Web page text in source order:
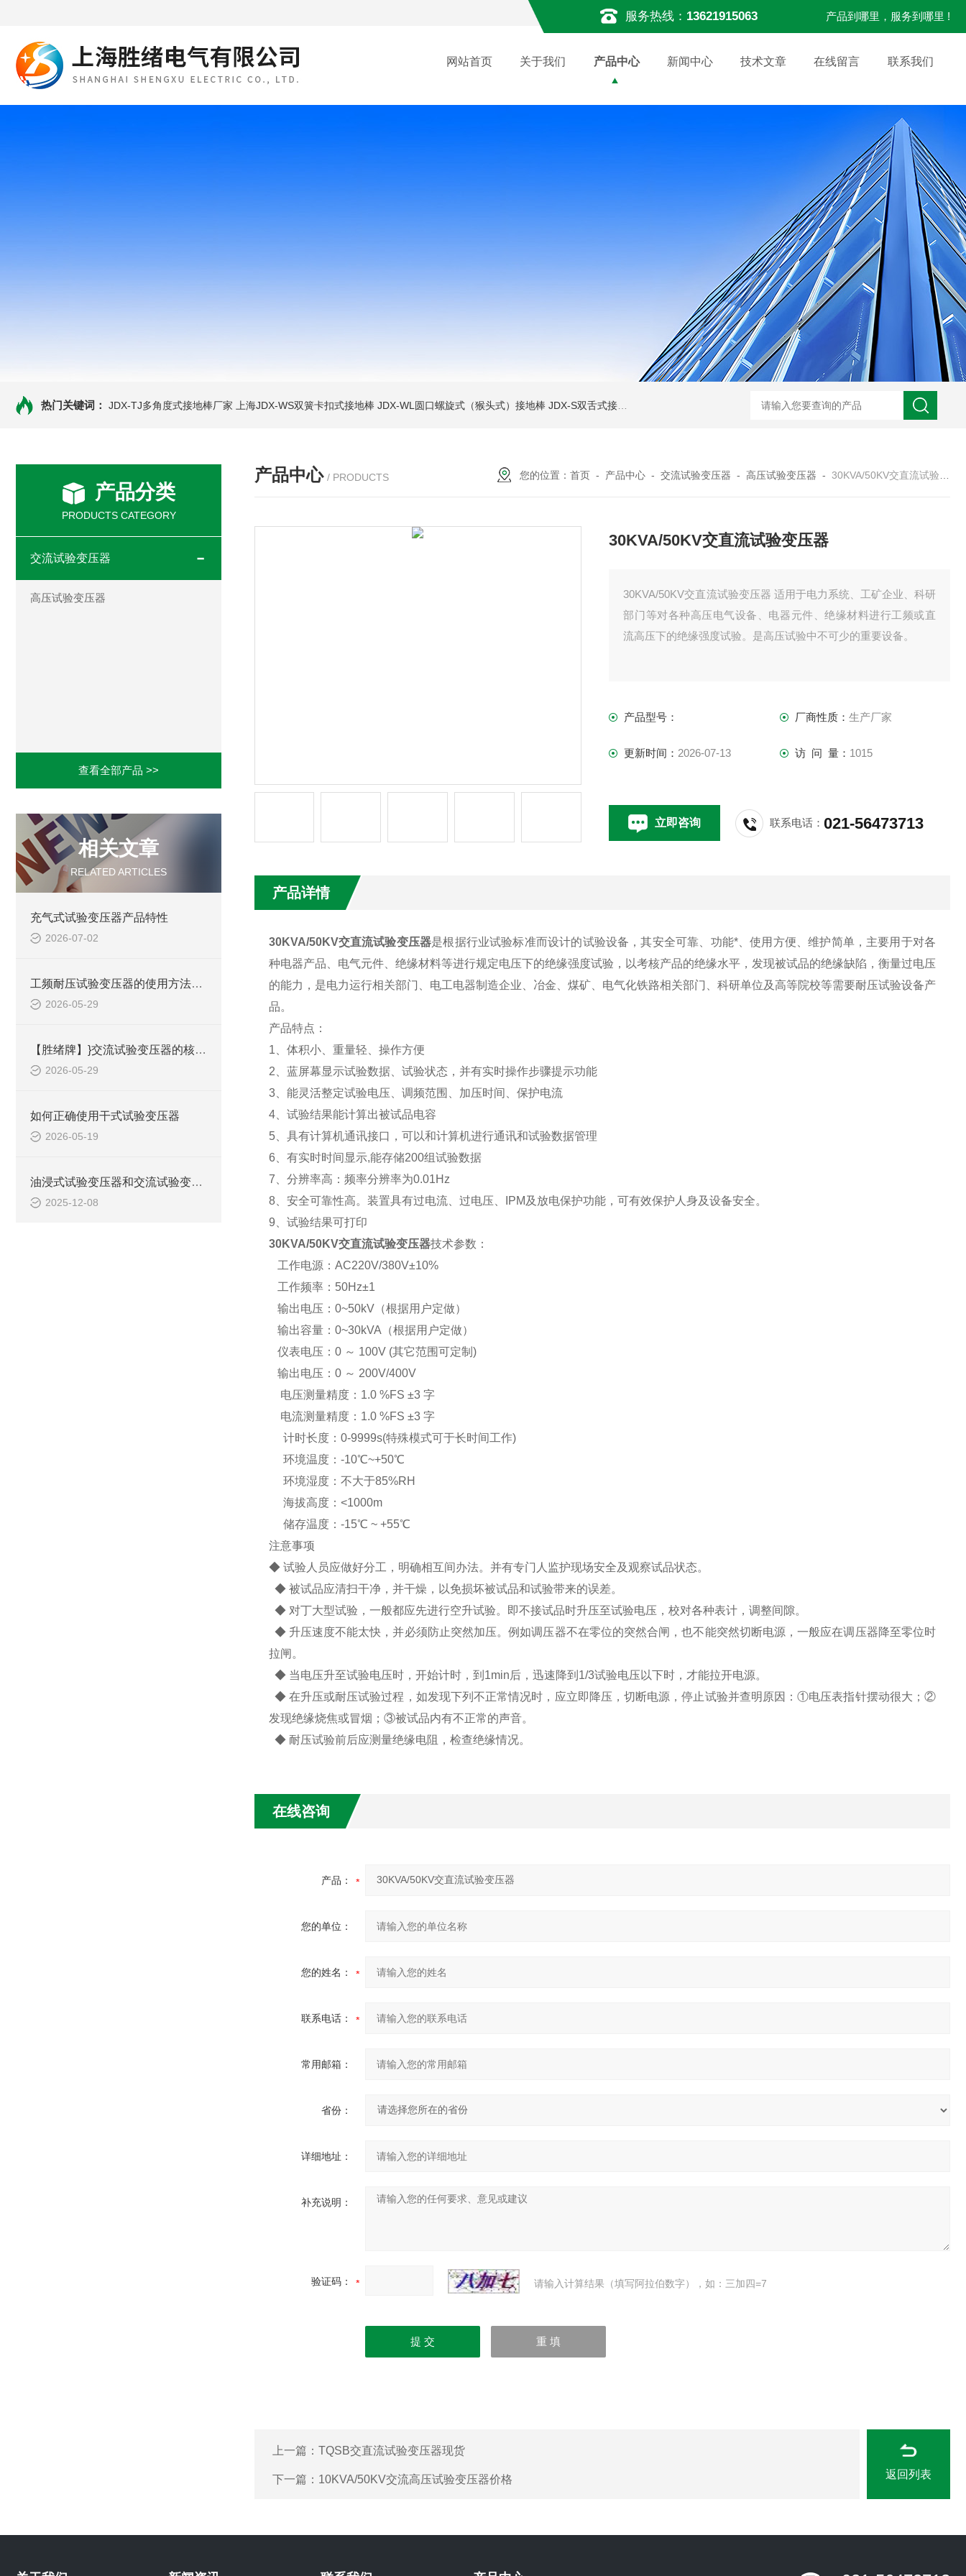
服务热线： 13621915063 产品到哪里，服务到哪里 !
网站首页 关于我们 产品中心 新闻中心 技术文章 在线留言 联系我们
热门关键词： JDX-TJ多角度式接地棒厂家 上海JDX-WS双簧卡扣式接地棒 JDX-WL圆口螺旋式（猴头式）接地棒 JDX-S双舌式接地棒价格 HD3400A接地电阻测试仪 S3010数字接地电阻测试仪现货
产品分类
PRODUCTS CATEGORY
交流试验变压器
高压试验变压器
查看全部产品 >>
相关文章
RELATED ARTICLES
充气式试验变压器产品特性
2026-07-02
工频耐压试验变压器的使用方法是什么？
2026-05-29
【胜绪牌】}交流试验变压器的核心结果与分类
2026-05-29
如何正确使用干式试验变压器
2026-05-19
油浸式试验变压器和交流试验变压器的区别
2025-12-08
产品中心 / PRODUCTS 您的位置：首页 - 产品中心 -交流试验变压器 -高压试验变压器 -30KVA/50KV交直流试验变压器
30KVA/50KV交直流试验变压器
30KVA/50KV交直流试验变压器 适用于电力系统、工矿企业、科研
部门等对各种高压电气设备、电器元件、绝缘材料进行工频或直
流高压下的绝缘强度试验。是高压试验中不可少的重要设备。
产品型号： 厂商性质： 生产厂家
更新时间： 2026-07-13 访 问 量： 1015
立即咨询 联系电话：021-56473713
产品详情
30KVA/50KV交直流试验变压器是根据行业试验标准而设计的试验设备，其安全可靠、功能*、使用方便、维护简单，主要用于对各
种电器产品、电气元件、绝缘材料等进行规定电压下的绝缘强度试验，以考核产品的绝缘水平，发现被试品的绝缘缺陷，衡量过电压
的能力，是电力运行相关部门、电工电器制造企业、冶金、煤矿、电气化铁路相关部门、科研单位及高等院校等需要耐压试验设备产
品。
产品特点：
1、体积小、重量轻、操作方便
2、蓝屏幕显示试验数据、试验状态，并有实时操作步骤提示功能
3、能灵活整定试验电压、调频范围、加压时间、保护电流
4、试验结果能计算出被试品电容
5、具有计算机通讯接口，可以和计算机进行通讯和试验数据管理
6、有实时时间显示,能存储200组试验数据
7、分辨率高：频率分辨率为0.01Hz
8、安全可靠性高。装置具有过电流、过电压、IPM及放电保护功能，可有效保护人身及设备安全。
9、试验结果可打印
30KVA/50KV交直流试验变压器技术参数：
工作电源：AC220V/380V±10%
工作频率：50Hz±1
输出电压：0~50kV（根据用户定做）
输出容量：0~30kVA（根据用户定做）
仪表电压：0 ～ 100V (其它范围可定制)
输出电压：0 ～ 200V/400V
电压测量精度：1.0 %FS ±3 字
电流测量精度：1.0 %FS ±3 字
计时长度：0-9999s(特殊模式可于长时间工作)
环境温度：-10℃~+50℃
环境湿度：不大于85%RH
海拔高度：<1000m
储存温度：-15℃ ~ +55℃
注意事项
◆ 试验人员应做好分工，明确相互间办法。并有专门人监护现场安全及观察试品状态。
◆ 被试品应清扫干净，并干燥，以免损坏被试品和试验带来的误差。
◆ 对丁大型试验，一般都应先进行空升试验。即不接试品时升压至试验电压，校对各种表计，调整间隙。
◆ 升压速度不能太快，并必须防止突然加压。例如调压器不在零位的突然合闸，也不能突然切断电源，一般应在调压器降至零位时
拉闸。
◆ 当电压升至试验电压时，开始计时，到1min后，迅速降到1/3试验电压以下时，才能拉开电源。
◆ 在升压或耐压试验过程，如发现下列不正常情况时，应立即降压，切断电源，停止试验并查明原因：①电压表指针摆动很大；②
发现绝缘烧焦或冒烟；③被试品内有不正常的声音。
◆ 耐压试验前后应测量绝缘电阻，检查绝缘情况。
在线咨询
产品：
您的单位：
您的姓名：
联系电话：
常用邮箱：
省份：
详细地址：
补充说明：
验证码： 请输入计算结果（填写阿拉伯数字），如：三加四=7
上一篇： TQSB交直流试验变压器现货
下一篇： 10KVA/50KV交流高压试验变压器价格 返回列表